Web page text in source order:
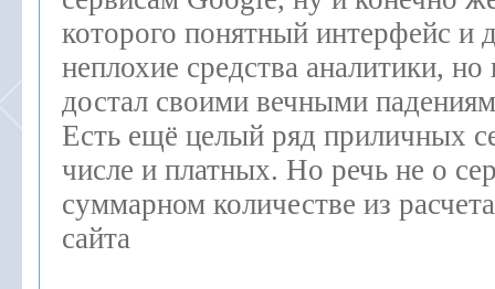
которого понятный интерфейс и
неплохие средства аналитики,
достал своими вечными
Есть ещё целый ряд приличных
числе и платных. Но речь не о
суммарном количестве из
сайта